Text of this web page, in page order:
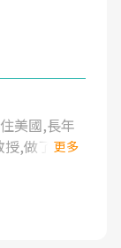
美國,長年
,做了各種
手治療都
限,只是壓
活品質.
症候群專
更多